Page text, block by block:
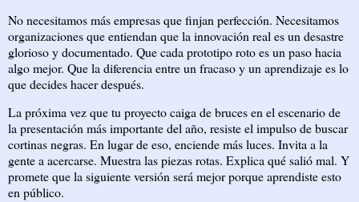
No necesitamos más empresas que finjan perfección. Necesitamos
organizaciones que entiendan que la innovación real es un desastre
glorioso y documentado. Que cada prototipo roto es un paso hacia
algo mejor. Que la diferencia entre un fracaso y un aprendizaje es lo
que decides hacer después.
La próxima vez que tu proyecto caiga de bruces en el escenario de
la presentación más importante del año, resiste el impulso de buscar
cortinas negras. En lugar de eso, enciende más luces. Invita a la
gente a acercarse. Muestra las piezas rotas. Explica qué salió mal. Y
promete que la siguiente versión será mejor porque aprendiste esto
en público.